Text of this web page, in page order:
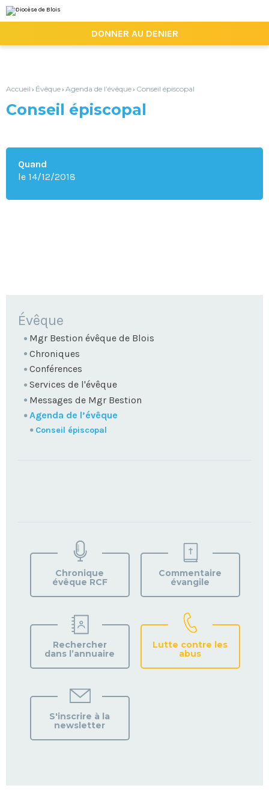
au
contenu.
la
personnels
DONNER AU DENIER
Accueil › Évêque› Agenda de l’évêque› Conseil épiscopal
Conseil épiscopal
Quand
le 14/12/2018
NAVIGATION
Évêque
Mgr Bestion évêque de Blois
Chroniques
Conférences
Services de l'évêque
Messages de Mgr Bestion
Agenda de l’évêque
Conseil épiscopal
VOTRE
PAROISSE
Chronique
évêque RCF
Commentaire
évangile
Rechercher
dans l’annuaire
Lutte contre les
abus
S'inscrire à la
newsletter